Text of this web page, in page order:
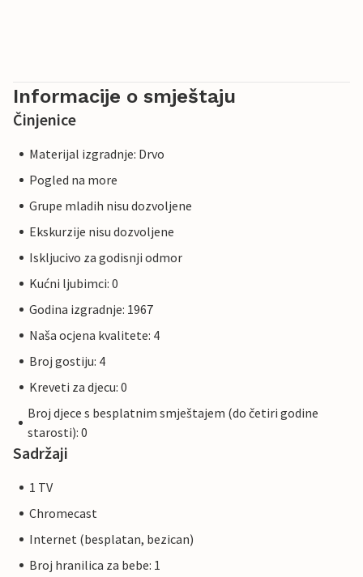
Informacije o smještaju
Činjenice
Materijal izgradnje: Drvo
Pogled na more
Grupe mladih nisu dozvoljene
Ekskurzije nisu dozvoljene
Iskljucivo za godisnji odmor
Kućni ljubimci: 0
Godina izgradnje: 1967
Naša ocjena kvalitete: 4
Broj gostiju: 4
Kreveti za djecu: 0
Broj djece s besplatnim smještajem (do četiri godine
starosti): 0
Sadržaji
1 TV
Chromecast
Internet (besplatan, bezican)
Broj hranilica za bebe: 1